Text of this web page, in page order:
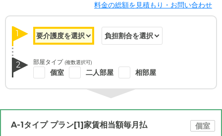
料金の総額を見積もり・お問い合わせ
1
2 部屋タイプ (複数選択可)
個室 二人部屋 相部屋
A-1タイプ プラン[1]家賃相当額毎月払 個室